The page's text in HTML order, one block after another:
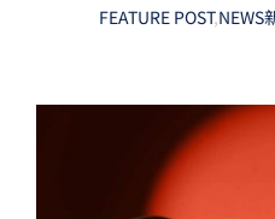
FEATURE POST,NEWS